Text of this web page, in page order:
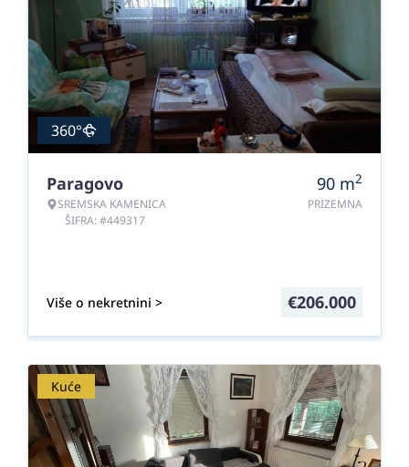
360°
Paragovo
SREMSKA KAMENICA
ŠIFRA: #449317
90 m2
PRIZEMNA
Više o nekretnini > €206.000
Kuće